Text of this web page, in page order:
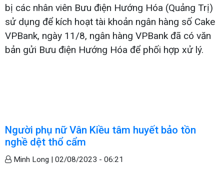
bị các nhân viên Bưu điện Hướng Hóa (Quảng Trị)
sử dụng để kích hoạt tài khoản ngân hàng số Cake
VPBank, ngày 11/8, ngân hàng VPBank đã có văn
bản gửi Bưu điện Hướng Hóa để phối hợp xử lý.
Người phụ nữ Vân Kiều tâm huyết bảo tồn
nghề dệt thổ cẩm
Minh Long | 02/08/2023 - 06:21